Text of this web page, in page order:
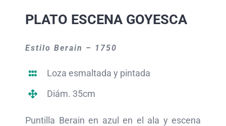
PLATO ESCENA GOYESCA
Estilo Berain – 1750
Loza esmaltada y pintada
Diám. 35cm
Puntilla Berain en azul en el ala y escena